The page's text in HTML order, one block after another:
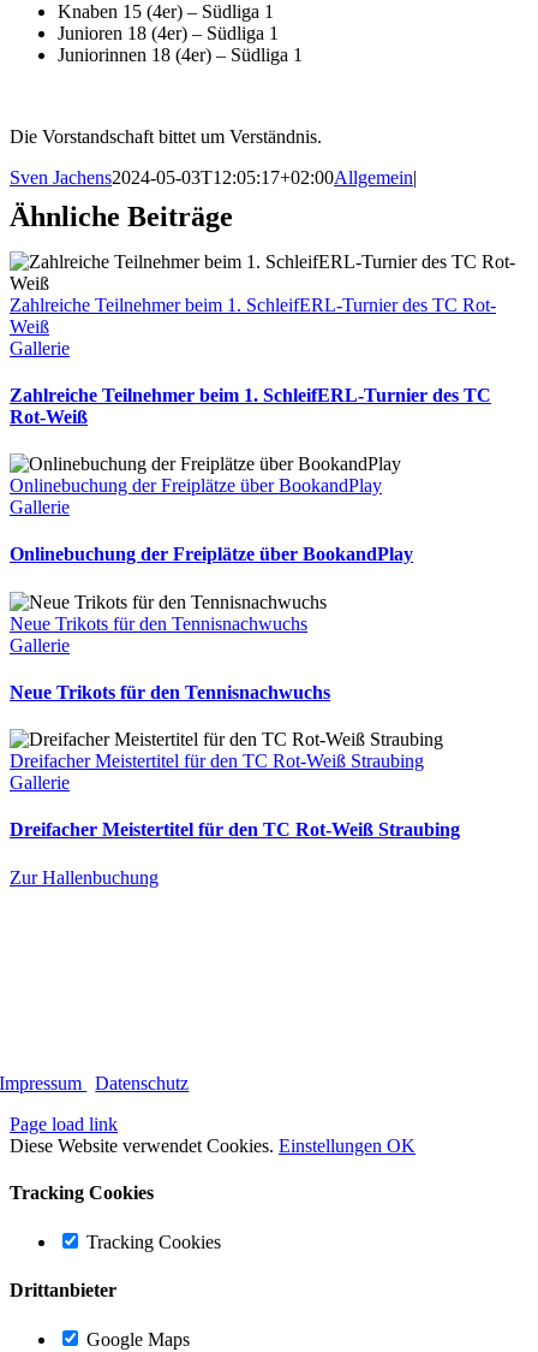
Knaben 15 (4er) – Südliga 1
Junioren 18 (4er) – Südliga 1
Juniorinnen 18 (4er) – Südliga 1
Die Vorstandschaft bittet um Verständnis.
Sven Jachens2024-05-03T12:05:17+02:00Allgemein|
Ähnliche Beiträge
Zahlreiche Teilnehmer beim 1. SchleifERL-Turnier des TC Rot-
Weiß
Gallerie
Zahlreiche Teilnehmer beim 1. SchleifERL-Turnier des TC
Rot-Weiß
Onlinebuchung der Freiplätze über BookandPlay
Gallerie
Onlinebuchung der Freiplätze über BookandPlay
Neue Trikots für den Tennisnachwuchs
Gallerie
Neue Trikots für den Tennisnachwuchs
Dreifacher Meistertitel für den TC Rot-Weiß Straubing
Gallerie
Dreifacher Meistertitel für den TC Rot-Weiß Straubing
Zur Hallenbuchung
Impressum
Datenschutz
Page load link
Diese Website verwendet Cookies. Einstellungen OK
Tracking Cookies
Tracking Cookies
Drittanbieter
Google Maps